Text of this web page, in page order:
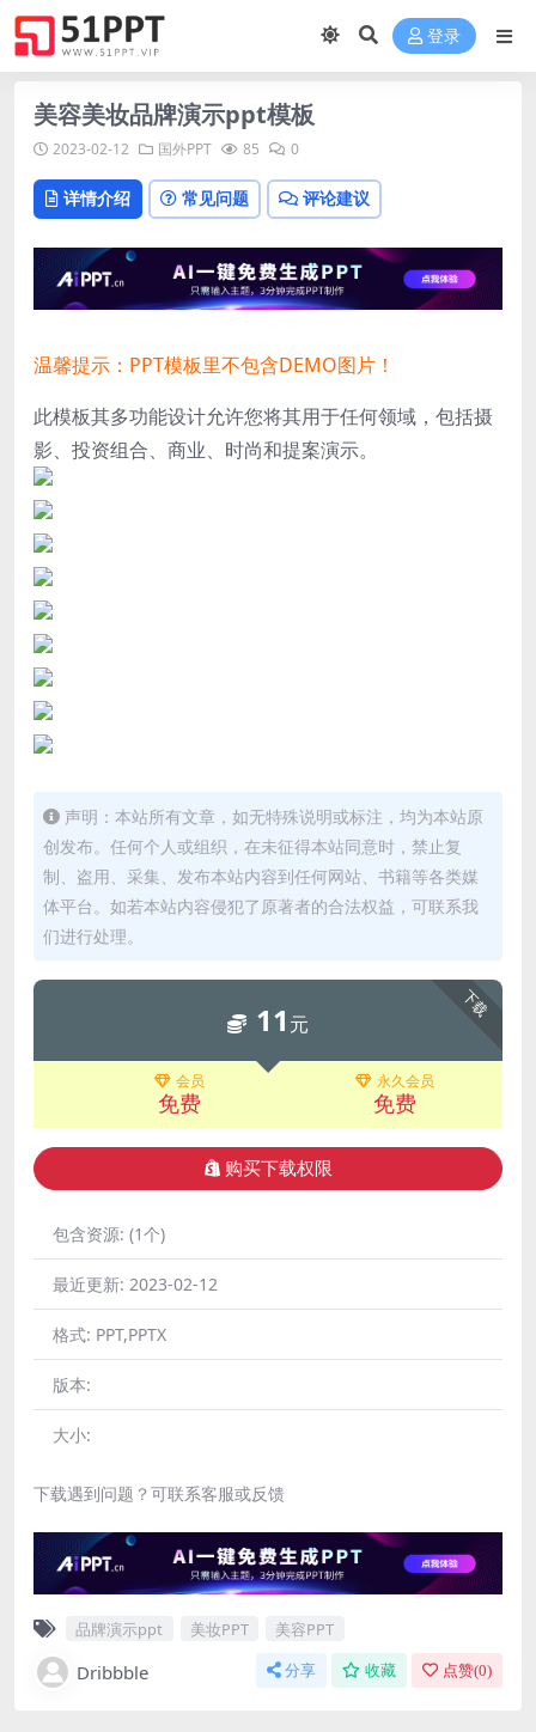
登录
美容美妆品牌演示ppt模板
2023-02-12 国外PPT 85 0
详情介绍 常见问题 评论建议
温馨提示：PPT模板里不包含DEMO图片！
此模板其多功能设计允许您将其用于任何领域，包括摄
影、投资组合、商业、时尚和提案演示。
声明：本站所有文章，如无特殊说明或标注，均为本站原
创发布。任何个人或组织，在未征得本站同意时，禁止复
制、盗用、采集、发布本站内容到任何网站、书籍等各类媒
体平台。如若本站内容侵犯了原著者的合法权益，可联系我
们进行处理。
下载
11 元
会员
免费
永久会员
免费
购买下载权限
包含资源: (1个)
最近更新: 2023-02-12
格式: PPT,PPTX
版本:
大小:
下载遇到问题？可联系客服或反馈
品牌演示ppt 美妆PPT 美容PPT
Dribbble 分享 收藏 点赞(0)